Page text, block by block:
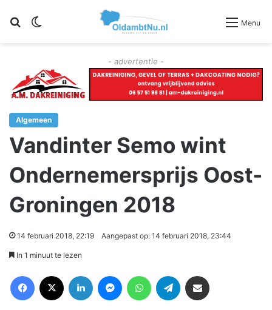
Zoeken Menu
- advertentie -
Algemeen
Vandinter Semo wint
Ondernemersprijs Oost-
Groningen 2018
14 februari 2018, 22:19 Aangepast op: 14 februari 2018, 23:44
In 1 minuut te lezen